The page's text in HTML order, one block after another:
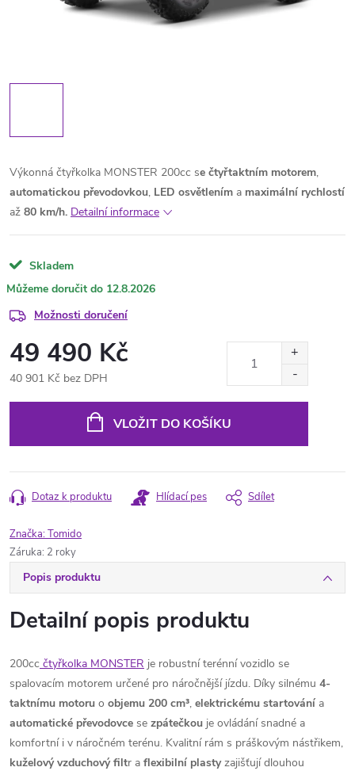
Výkonná čtyřkolka MONSTER 200cc se čtyřtaktním motorem,
automatickou převodovkou, LED osvětlením a maximální rychlostí
až 80 km/h. Detailní informace
Skladem
12.8.2026
Možnosti doručení
49 490 Kč
40 901 Kč bez DPH
VLOŽIT DO KOŠÍKU
Dotaz k produktu Hlídací pes Sdílet
Značka:Tomido
Záruka: 2 roky
Popis produktu
Detailní popis produktu
200cc čtyřkolka MONSTER je robustní terénní vozidlo se
spalovacím motorem určené pro náročnější jízdu. Díky silnému 4-
taktnímu motoru o objemu 200 cm³, elektrickému startování a
automatické převodovce se zpátečkou je ovládání snadné a
komfortní i v náročném terénu. Kvalitní rám s práškovým nástřikem,
kuželový vzduchový filtr a flexibilní plastyzajišťují dlouhou